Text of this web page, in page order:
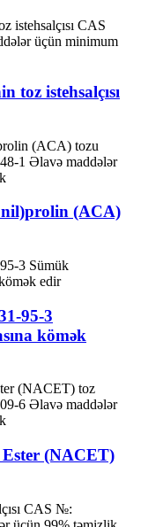
toz istehsalçısı
(ACA)
95-3
kömək
(NACET)